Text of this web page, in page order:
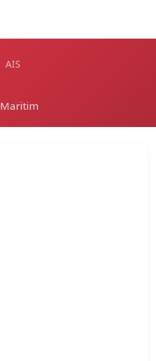
AIS
Maritim